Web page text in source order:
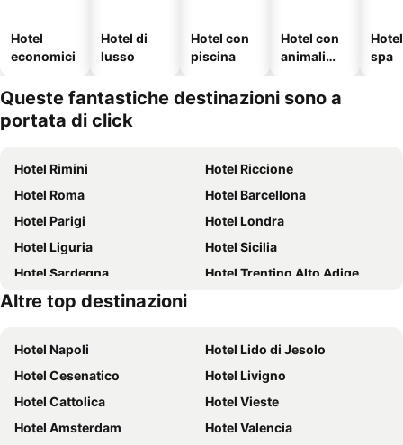
Hotel
economici
Hotel di
lusso
Hotel con
piscina
Hotel con
animali
spa
Queste fantastiche destinazioni sono a
portata di click
Hotel Rimini
Hotel Riccione
Hotel Roma
Hotel Barcellona
Hotel Parigi
Hotel Londra
Hotel Liguria
Hotel Sicilia
Hotel Sardegna
Hotel Trentino Alto Adige
Hotel Toscana
Altre top destinazioni
Hotel Napoli
Hotel Lido di Jesolo
Hotel Cesenatico
Hotel Livigno
Hotel Cattolica
Hotel Vieste
Hotel Amsterdam
Hotel Valencia